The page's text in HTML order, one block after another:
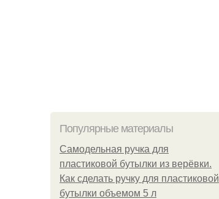
Популярные материалы
Самодельная ручка для
пластиковой бутылки из верёвки.
Как сделать ручку для пластиковой
бутылки объемом 5 л